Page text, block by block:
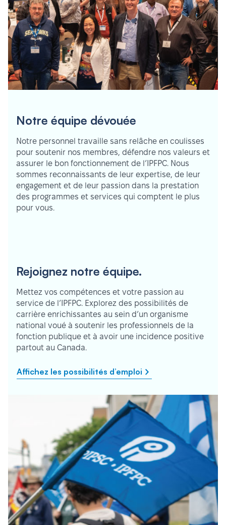
Notre équipe dévouée
Notre personnel travaille sans relâche en coulisses
pour soutenir nos membres, défendre nos valeurs et
assurer le bon fonctionnement de l’IPFPC. Nous
sommes reconnaissants de leur expertise, de leur
engagement et de leur passion dans la prestation
des programmes et services qui comptent le plus
pour vous.
Rejoignez notre équipe.
Mettez vos compétences et votre passion au
service de l’IPFPC. Explorez des possibilités de
carrière enrichissantes au sein d’un organisme
national voué à soutenir les professionnels de la
fonction publique et à avoir une incidence positive
partout au Canada.
Affichez les possibilités d’emploi